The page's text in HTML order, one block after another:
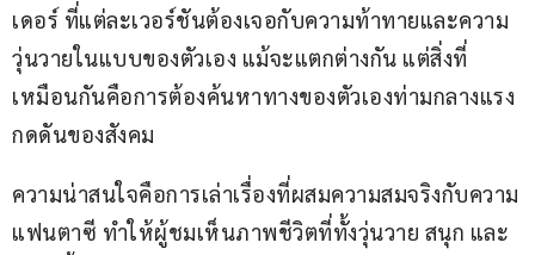
เดอร์ ที่แต่ละเวอร์ชันต้องเจอกับความท้าทายและความ
วุ่นวายในแบบของตัวเอง แม้จะแตกต่างกัน แต่สิ่งที่
เหมือนกันคือการต้องค้นหาทางของตัวเองท่ามกลางแรง
กดดันของสังคม
ความน่าสนใจคือการเล่าเรื่องที่ผสมความสมจริงกับความ
แฟนตาซี ทำให้ผู้ชมเห็นภาพชีวิตที่ทั้งวุ่นวาย สนุก และ